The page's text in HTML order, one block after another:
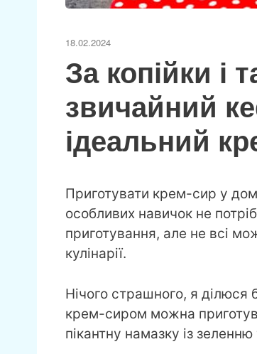
18.02.2024
За копійки і
звичайний
ідеальний
Приготувати крем-сир у
особливих навичок не
приготування, але не всі
кулінарії.
Нічого страшного, я ділюся
крем-сиром можна
пікантну намазку із